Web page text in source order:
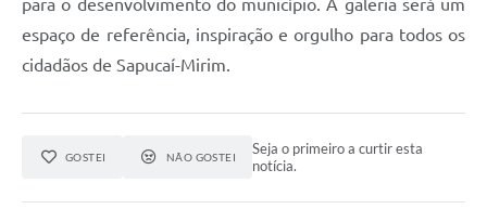
para o desenvolvimento do município. A galeria será um
espaço de referência, inspiração e orgulho para todos os
cidadãos de Sapucaí-Mirim.
GOSTEI NÃO GOSTEI
Seja o primeiro a curtir esta
notícia.